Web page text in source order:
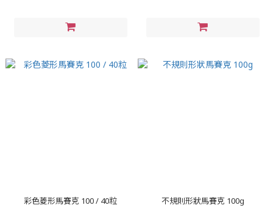
彩色菱形馬賽克 100 / 40粒 不規則形狀馬賽克 100g